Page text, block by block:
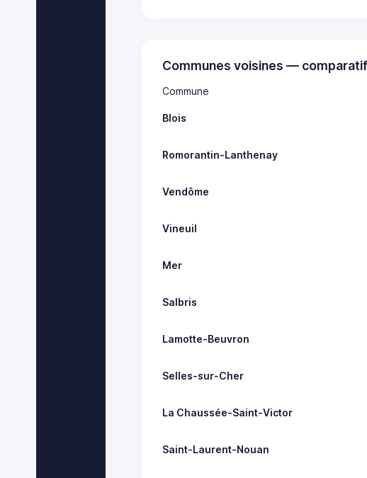
Communes voisines — comparatif
Commune
Blois
Romorantin-Lanthenay
Vendôme
Vineuil
Mer
Salbris
Lamotte-Beuvron
Selles-sur-Cher
La Chaussée-Saint-Victor
Saint-Laurent-Nouan